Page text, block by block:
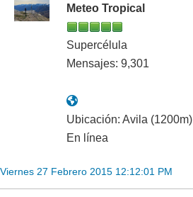
Meteo Tropical
Supercélula
Mensajes: 9,301
Ubicación: Avila (1200m)
En línea
Viernes 27 Febrero 2015 12:12:01 PM